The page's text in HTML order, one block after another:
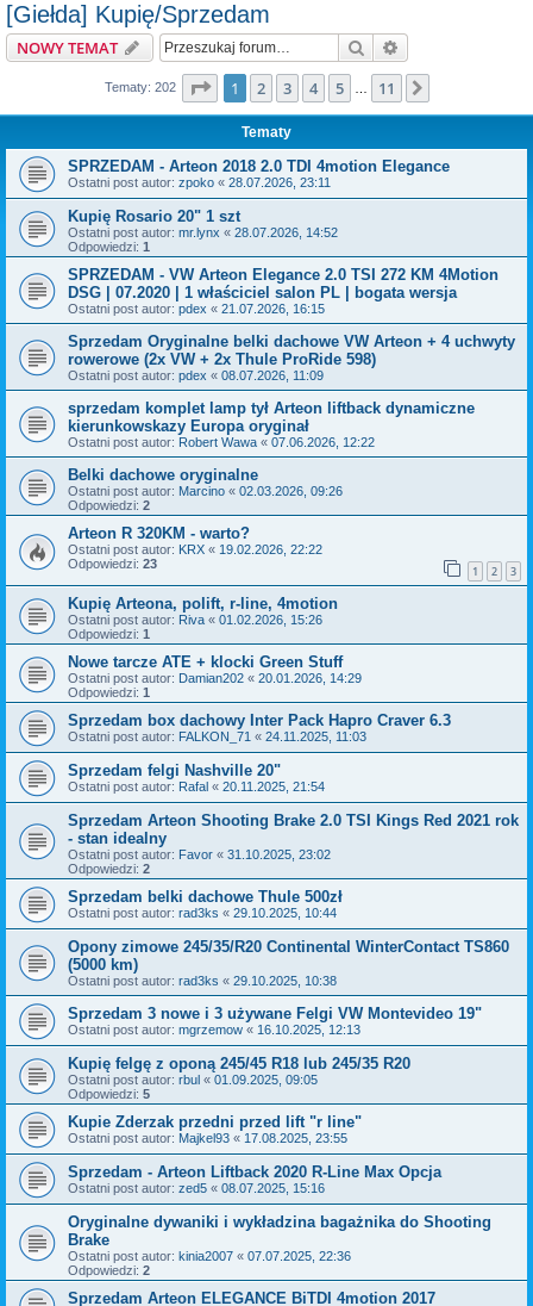
[Giełda] Kupię/Sprzedam
NOWY TEMAT Szukaj
Tematy: 202 Strona1 z11
1 2 3 4 5 11
Tematy
SPRZEDAM - Arteon 2018 2.0 TDI 4motion Elegance
Ostatni post autor: zpoko « 28.07.2026, 23:11
Kupię Rosario 20" 1 szt
Ostatni post autor: mr.lynx « 28.07.2026, 14:52
Odpowiedzi: 1
SPRZEDAM - VW Arteon Elegance 2.0 TSI 272 KM 4Motion
DSG | 07.2020 | 1 właściciel salon PL | bogata wersja
Ostatni post autor: pdex « 21.07.2026, 16:15
Sprzedam Oryginalne belki dachowe VW Arteon + 4 uchwyty
rowerowe (2x VW + 2x Thule ProRide 598)
Ostatni post autor: pdex « 08.07.2026, 11:09
sprzedam komplet lamp tył Arteon liftback dynamiczne
kierunkowskazy Europa oryginał
Ostatni post autor: Robert Wawa « 07.06.2026, 12:22
Belki dachowe oryginalne
Ostatni post autor: Marcino « 02.03.2026, 09:26
Odpowiedzi: 2
Arteon R 320KM - warto?
Ostatni post autor: KRX « 19.02.2026, 22:22
Odpowiedzi: 23 1 2 3
Kupię Arteona, polift, r-line, 4motion
Ostatni post autor: Riva « 01.02.2026, 15:26
Odpowiedzi: 1
Nowe tarcze ATE + klocki Green Stuff
Ostatni post autor: Damian202 « 20.01.2026, 14:29
Odpowiedzi: 1
Sprzedam box dachowy Inter Pack Hapro Craver 6.3
Ostatni post autor: FALKON_71 « 24.11.2025, 11:03
Sprzedam felgi Nashville 20"
Ostatni post autor: Rafal « 20.11.2025, 21:54
Sprzedam Arteon Shooting Brake 2.0 TSI Kings Red 2021 rok
- stan idealny
Ostatni post autor: Favor « 31.10.2025, 23:02
Odpowiedzi: 2
Sprzedam belki dachowe Thule 500zł
Ostatni post autor: rad3ks « 29.10.2025, 10:44
Opony zimowe 245/35/R20 Continental WinterContact TS860
(5000 km)
Ostatni post autor: rad3ks « 29.10.2025, 10:38
Sprzedam 3 nowe i 3 używane Felgi VW Montevideo 19"
Ostatni post autor: mgrzemow « 16.10.2025, 12:13
Kupię felgę z oponą 245/45 R18 lub 245/35 R20
Ostatni post autor: rbul « 01.09.2025, 09:05
Odpowiedzi: 5
Kupie Zderzak przedni przed lift "r line"
Ostatni post autor: Majkel93 « 17.08.2025, 23:55
Sprzedam - Arteon Liftback 2020 R-Line Max Opcja
Ostatni post autor: zed5 « 08.07.2025, 15:16
Oryginalne dywaniki i wykładzina bagażnika do Shooting
Brake
Ostatni post autor: kinia2007 « 07.07.2025, 22:36
Odpowiedzi: 2
Sprzedam Arteon ELEGANCE BiTDI 4motion 2017